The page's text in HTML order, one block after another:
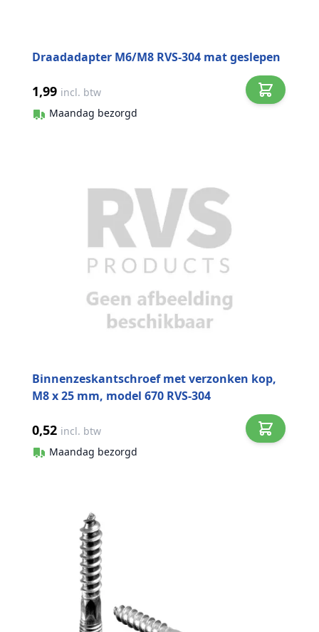
Draadadapter M6/M8 RVS-304 mat geslepen
1,99 incl. btw
Maandag bezorgd
Binnenzeskantschroef met verzonken kop,
M8 x 25 mm, model 670 RVS-304
0,52 incl. btw
Maandag bezorgd